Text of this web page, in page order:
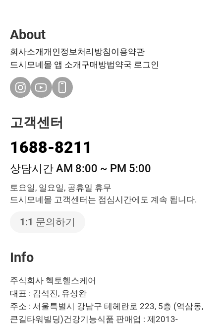
About
회사소개개인정보처리방침이용약관
드시모네몰 앱 소개구매방법약국 로그인
고객센터
1688-8211
상담시간 AM 8:00 ~ PM 5:00
토요일, 일요일, 공휴일 휴무
드시모네몰 고객센터는 점심시간에도 계속 됩니다.
1:1 문의하기
Info
주식회사 헥토헬스케어
대표 : 김석진, 유성완
주소 : 서울특별시 강남구 테헤란로 223, 5층 (역삼동,
큰길타워빌딩)건강기능식품 판매업 : 제2013-